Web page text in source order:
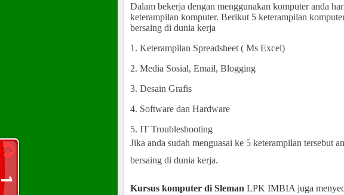
Dalam bekerja dengan menggunakan komputer anda
keterampilan komputer. Berikut 5 keterampilan
bersaing di dunia kerja
1. Keterampilan Spreadsheet ( Ms Excel)
2. Media Sosial, Email, Blogging
3. Desain Grafis
4. Software dan Hardware
5. IT Troubleshooting
Jika anda sudah menguasai ke 5 keterampilan tersebut
bersaing di dunia kerja.
Kursus komputer di Sleman LPK IMBIA juga